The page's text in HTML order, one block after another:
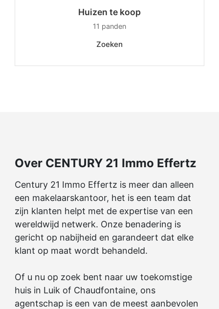
Huizen te koop
11 panden
Zoeken
Over CENTURY 21 Immo Effertz
Century 21 Immo Effertz is meer dan alleen
een makelaarskantoor, het is een team dat
zijn klanten helpt met de expertise van een
wereldwijd netwerk. Onze benadering is
gericht op nabijheid en garandeert dat elke
klant op maat wordt behandeld.
Of u nu op zoek bent naar uw toekomstige
huis in Luik of Chaudfontaine, ons
agentschap is een van de meest aanbevolen